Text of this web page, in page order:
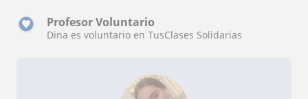
Profesor Voluntario
Dina es voluntario en TusClases Solidarias